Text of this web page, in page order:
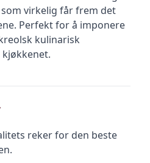
virkelig får frem det
Perfekt for å imponere
kulinarisk
kjøkkenet.
reker for den beste